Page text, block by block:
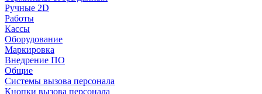
Ручные 2D
Работы
Кассы
Оборудование
Маркировка
Внедрение ПО
Общие
Системы вызова персонала
Кнопки вызова персонала